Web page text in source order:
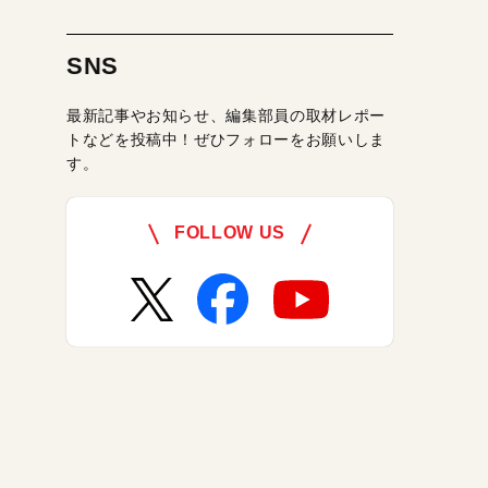
SNS
最新記事やお知らせ、編集部員の取材レポー
トなどを投稿中！ぜひフォローをお願いしま
す。
FOLLOW US